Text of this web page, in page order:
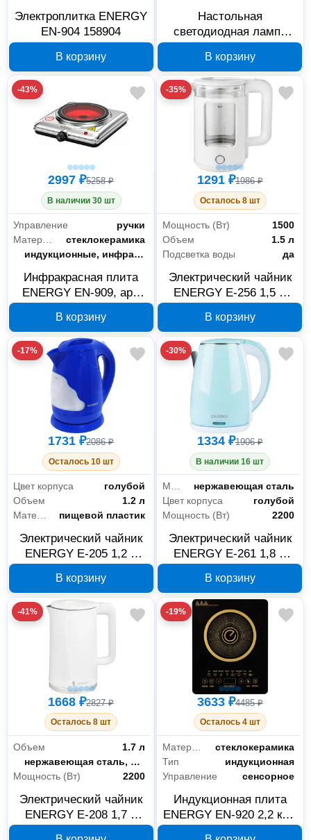
Электроплитка ENERGY
EN-904 158904
В корзину
Настольная
светодиодная лампа
366066
В корзину
-43%
2997 ₽5258 ₽
В наличии 30 шт
Управление
ручки
Материал конфорок
стеклокерамика
Тип конфорок
индукционные, инфракрасные
Инфракрасная плита
ENERGY EN-909, арт.
В корзину
-35%
1291 ₽1986 ₽
Осталось 8 шт
Мощность (Вт)
1500
Объем
1.5 л
Подсветка воды
да
Электрический чайник
ENERGY E-256 1,5 л
В корзину
-17%
1731 ₽2086 ₽
Осталось 10 шт
Цвет корпуса
голубой
Объем
1.2 л
пищевой пластик
Электрический чайник
ENERGY E-205 1,2 л
В корзину
-30%
1334 ₽1906 ₽
В наличии 16 шт
Материал корпуса
нержавеющая сталь
Цвет корпуса
голубой
Мощность (Вт)
2200
Электрический чайник
ENERGY E-261 1,8 л
В корзину
-41%
1668 ₽2827 ₽
Осталось 8 шт
Объем
1.7 л
Материал корпуса
нержавеющая сталь, пластик
Мощность (Вт)
2200
Электрический чайник
ENERGY E-208 1,7 л
-19%
3633 ₽4485 ₽
Осталось 4 шт
Материал рабочей поверхности
стеклокерамика
Тип
индукционная
Управление
сенсорное
Индукционная плита
ENERGY EN-920 2,2 кВт,